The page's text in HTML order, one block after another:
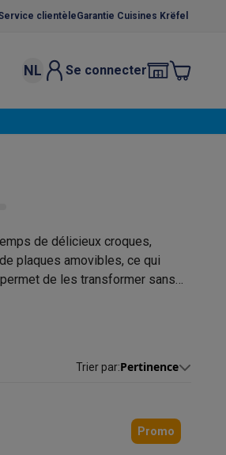
clientèleGarantie Cuisines Krëfel
Accessoires
NL Se connecter
de délicieux croques,
plaques amovibles, ce qui
de les transformer sans
Trier par:Pertinence
Promo